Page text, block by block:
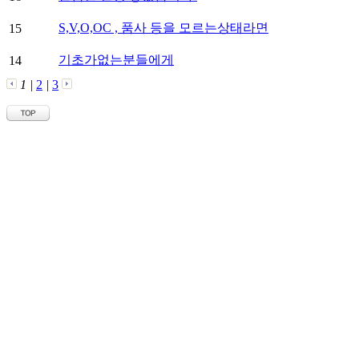
15 S,V,O,OC , 품사 등을 모르는상태라면
14 기초가없는분들에게
1 | 2 | 3